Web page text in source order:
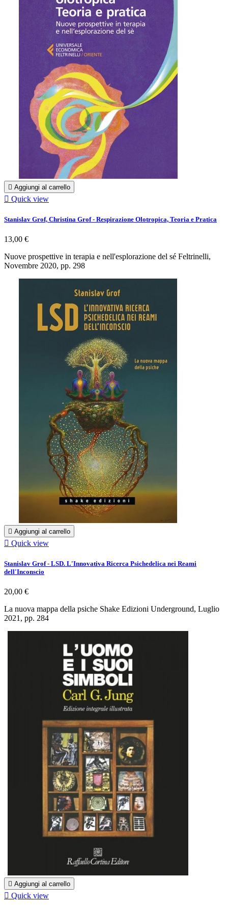
 Aggiungi al carrello
 Quick view
Stanislav Grof, Christina Grof - Respirazione Olotropica, Teoria e Pratica
13,00 €
Nuove prospettive in terapia e nell'esplorazione del sé Feltrinelli,
Novembre 2020, pp. 298
 Aggiungi al carrello
 Quick view
Stanislav Grof - LSD. L'Innovativa Ricerca Psichedelica nei Reami
dell'Inconscio
20,00 €
La nuova mappa della psiche Shake Edizioni Underground, Luglio
2021, pp. 284
 Aggiungi al carrello
 Quick view